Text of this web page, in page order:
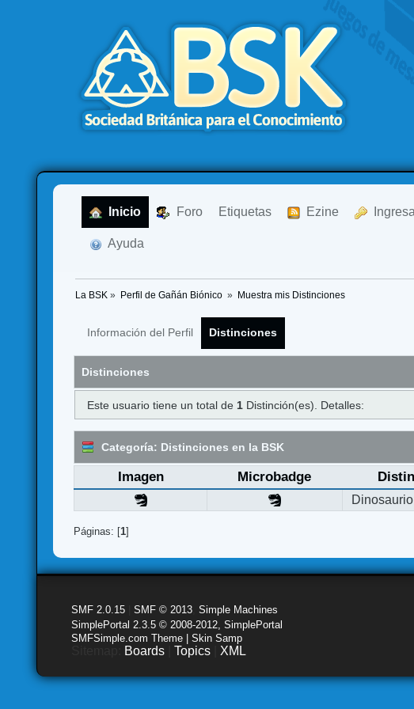
Inicio Foro Etiquetas Ezine
Ayuda
La BSK » Perfil de Gañán Biónico » Muestra mis Distinciones
Información del Perfil Distinciones
Distinciones
Este usuario tiene un total de 1Distinción(es). Detalles:
Categoría: Distinciones en la BSK
Imagen Microbadge
Dinosaurio
Páginas: [1]
SMF 2.0.15 |SMF © 2013 ,Simple Machines
SimplePortal 2.3.5 © 2008-2012, SimplePortal
SMFSimple.com Theme | Skin Samp
Boards |Topics XML